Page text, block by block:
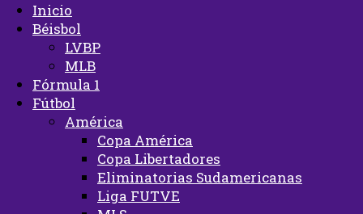
Inicio
Béisbol
LVBP
MLB
Fórmula 1
Fútbol
América
Copa América
Copa Libertadores
Eliminatorias Sudamericanas
Liga FUTVE